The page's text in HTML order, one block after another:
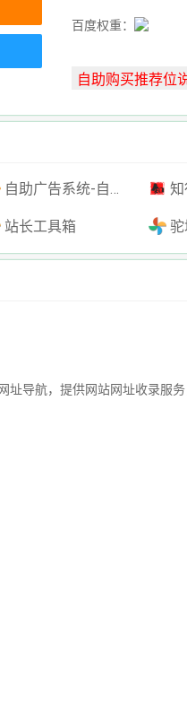
百度权重：
自助广告系统-自助广告源码-自助投放广告插件 知行阁轻
站长工具箱 驼
址导航，提供网站网址收录服